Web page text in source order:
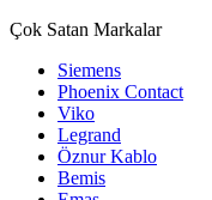
Çok Satan Markalar
Siemens
Phoenix Contact
Viko
Legrand
Öznur Kablo
Bemis